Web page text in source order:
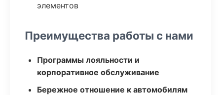
элементов
Преимущества работы с нами
Программы лояльности и
корпоративное обслуживание
Бережное отношение к автомобилям